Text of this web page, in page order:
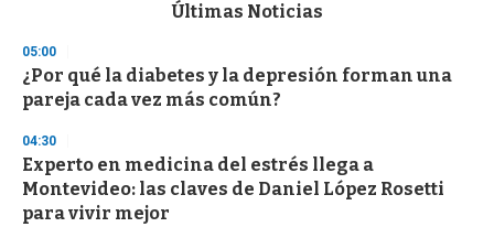
d
s
o
f
3
s
e
c
o
Últimas Noticias
05:00
¿Por qué la diabetes y la depresión forman una
pareja cada vez más común?
04:30
Experto en medicina del estrés llega a
Montevideo: las claves de Daniel López Rosetti
para vivir mejor